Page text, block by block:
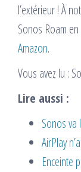
l’extérieur ! À
Sonos Roam
Amazon.
Vous avez lu :
Lire aussi :
Sonos va
AirPlay
Enceinte